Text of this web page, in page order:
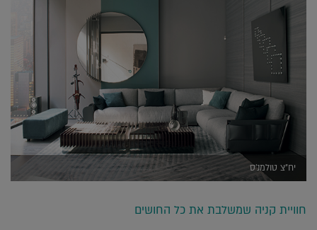
יח"צ טולמנ'ס
חוויית קניה שמשלבת את כל החושים